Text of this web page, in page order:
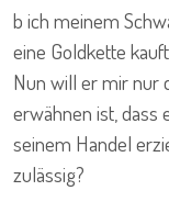
b ich meinem
eine Goldkette
Nun will er mir nur
erwähnen ist, dass
seinem Handel
zulässig?